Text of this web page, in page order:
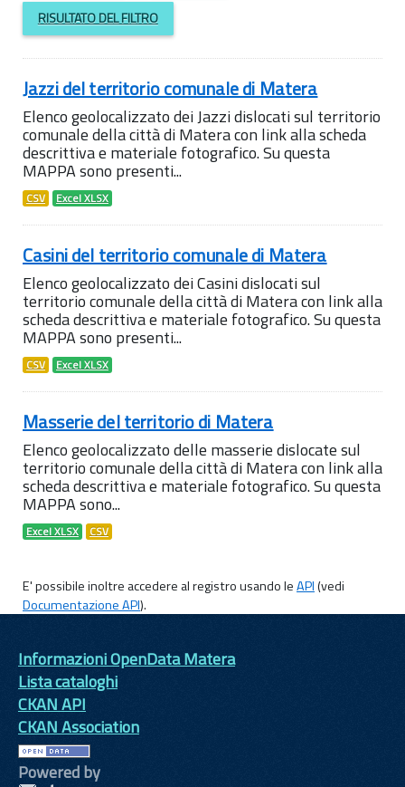
RISULTATO DEL FILTRO
Jazzi del territorio comunale di Matera
Elenco geolocalizzato dei Jazzi dislocati sul territorio
comunale della città di Matera con link alla scheda
descrittiva e materiale fotografico. Su questa
MAPPA sono presenti...
CSV Excel XLSX
Casini del territorio comunale di Matera
Elenco geolocalizzato dei Casini dislocati sul
territorio comunale della città di Matera con link alla
scheda descrittiva e materiale fotografico. Su questa
MAPPA sono presenti...
CSV Excel XLSX
Masserie del territorio di Matera
Elenco geolocalizzato delle masserie dislocate sul
territorio comunale della città di Matera con link alla
scheda descrittiva e materiale fotografico. Su questa
MAPPA sono...
Excel XLSX CSV
E' possibile inoltre accedere al registro usando leAPI(vedi
Documentazione API).
Informazioni OpenData Matera
Lista cataloghi
CKAN API
CKAN Association
Powered by